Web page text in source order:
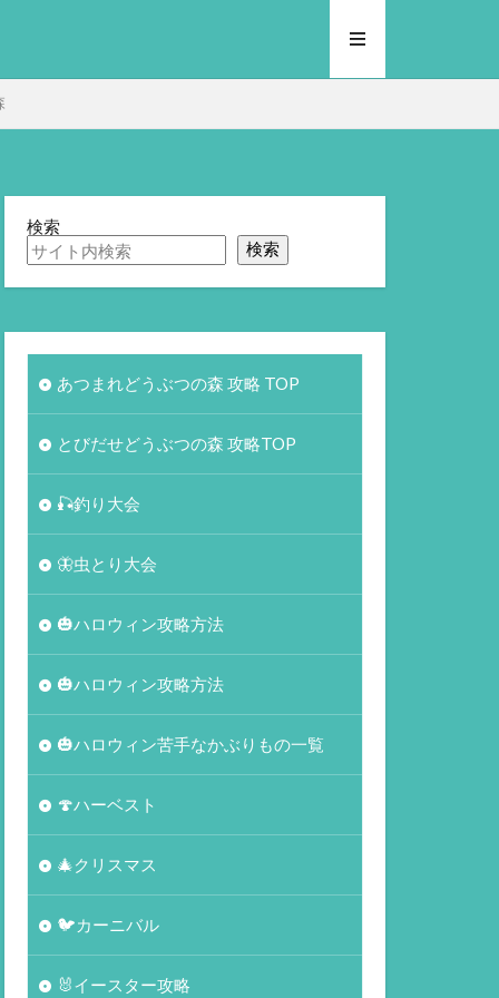
検索
検索
あつまれどうぶつの森 攻略 TOP
とびだせどうぶつの森 攻略TOP
🎣釣り大会
🦋虫とり大会
🎃ハロウィン攻略方法
🎃ハロウィン攻略方法
🎃ハロウィン苦手なかぶりもの一覧
🍄ハーベスト
🎄クリスマス
🐦カーニバル
🐰イースター攻略